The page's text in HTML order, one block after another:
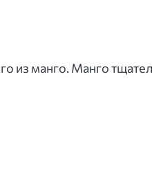
из манго. Манго